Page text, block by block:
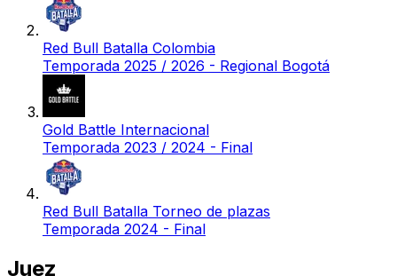
Red Bull Batalla Colombia
Temporada 2025 / 2026 - Regional Bogotá
Gold Battle Internacional
Temporada 2023 / 2024 - Final
Red Bull Batalla Torneo de plazas
Temporada 2024 - Final
Juez